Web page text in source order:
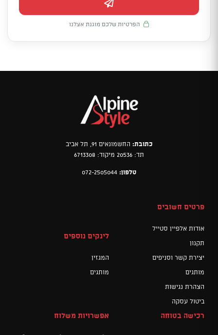
הפרטיות שלכם מוגנת אצלנו
כתובת: החשמונאים 91, תל אביב
תד: 20536 מיקוד: 6713308
טלפון: 072-2505044
פרטים חשובים
אודות אלפיין סטייל
תקנון
יצירת קשר וסניפים
מותגים
הצהרת נגישות
ביטול עסקה
לינקים נוספים
המגזין
מותגים
רכישה בטוחה אפשרויות משלוח